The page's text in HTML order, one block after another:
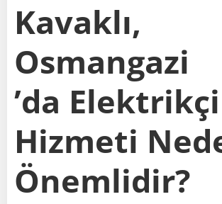
Kavaklı,
Osmangazi
’da Elektrikçi
Hizmeti
Önemlidir?